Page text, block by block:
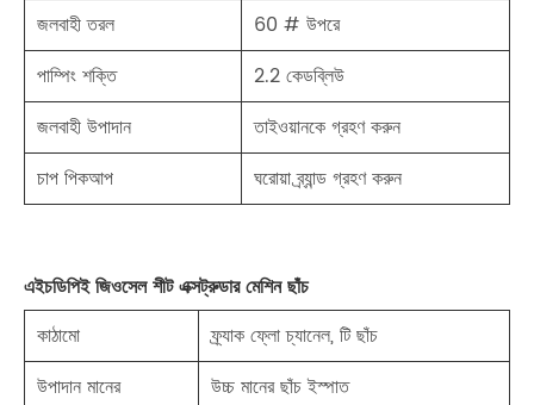
জলবাহী তরল
60 # উপরে
পাম্পিং শক্তি
2.2 কেডব্লিউ
জলবাহী উপাদান
তাইওয়ানকে গ্রহণ করুন
চাপ পিকআপ
ঘরোয়া ব্র্যান্ড গ্রহণ করুন
এইচডিপিই জিওসেল শীট এক্সট্রুডার মেশিন ছাঁচ
কাঠামো
ফ্র্যাক ফ্লো চ্যানেল, টি ছাঁচ
উপাদান মানের
উচ্চ মানের ছাঁচ ইস্পাত